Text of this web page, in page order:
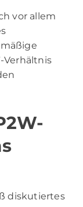
vor allem
Verhältnis
diskutiertes